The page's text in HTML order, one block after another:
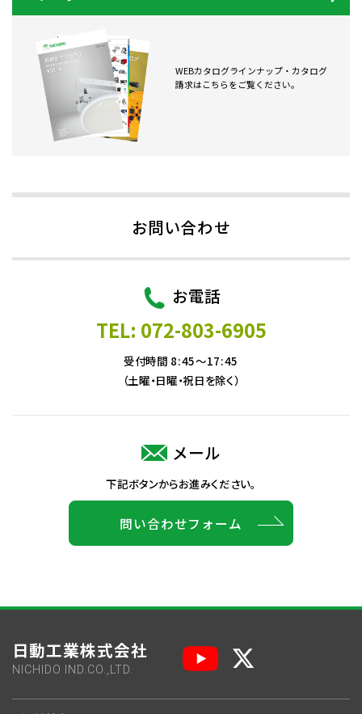
WEBカタログラインナップ・カタログ
請求はこちらをご覧ください。
お問い合わせ
お電話
TEL: 072-803-6905
受付時間 8:45～17:45
（土曜・日曜・祝日を除く）
メール
下記ボタンからお進みください。
問い合わせフォーム
日動工業株式会社
NICHIDO IND.CO.,LTD.